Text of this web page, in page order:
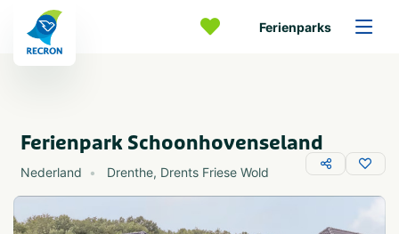
Ferienparks
Ferienpark Schoonhovenseland
Nederland Drenthe, Drents Friese Wold